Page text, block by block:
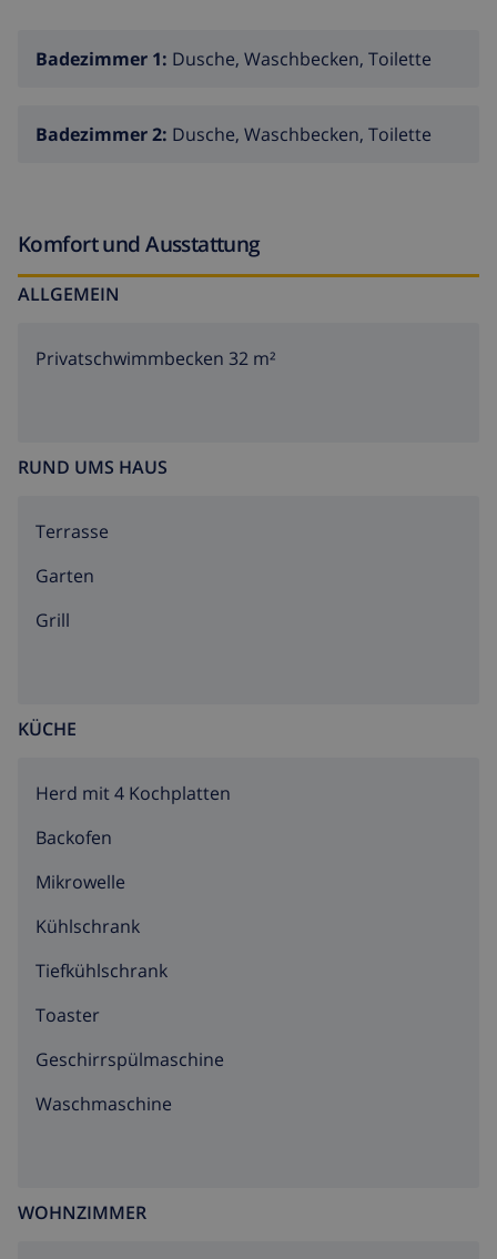
Badezimmer 1: Dusche, Waschbecken, Toilette
Badezimmer 2: Dusche, Waschbecken, Toilette
Komfort und Ausstattung
ALLGEMEIN
Privatschwimmbecken 32 m²
RUND UMS HAUS
Terrasse
Garten
Grill
KÜCHE
Herd mit 4 Kochplatten
Backofen
Mikrowelle
Kühlschrank
Tiefkühlschrank
Toaster
Geschirrspülmaschine
Waschmaschine
WOHNZIMMER